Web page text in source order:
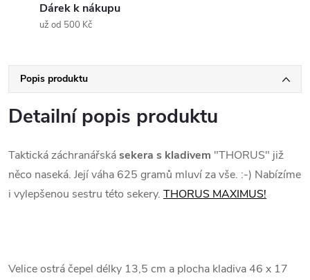
Dárek k nákupu
už od 500 Kč
Popis produktu
Detailní popis produktu
Taktická záchranářskásekera s kladivem "THORUS" již
něco naseká. Její váha 625 gramů mluví za vše. :-) Nabízíme
i vylepšenou sestru této sekery. THORUS MAXIMUS!
Velice ostrá čepel délky 13,5 cm a plocha kladiva 46 x 17